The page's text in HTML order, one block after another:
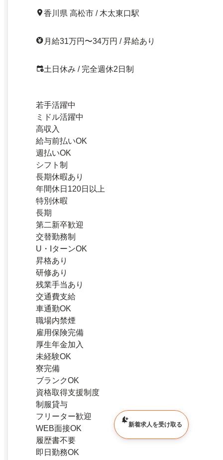
香川県 高松市 / 木太東口駅
月給31万円〜34万円 / 昇給あり
土日休み / 完全週休2日制
若手活躍中
ミドル活躍中
高収入
給与前払いOK
週払いOK
シフト制
長期休暇あり
年間休日120日以上
特別休暇
長期
第二新卒歓迎
交替勤務制
U・IターンOK
昇格あり
研修あり
残業手当あり
交通費支給
車通勤OK
職場内禁煙
雇用保険完備
厚生年金加入
未経験OK
寮完備
ブランクOK
資格取得支援制度
制服貸与
フリーター歓迎
WEB面接OK
履歴書不要
即日勤務OK
新着求人を受け取る